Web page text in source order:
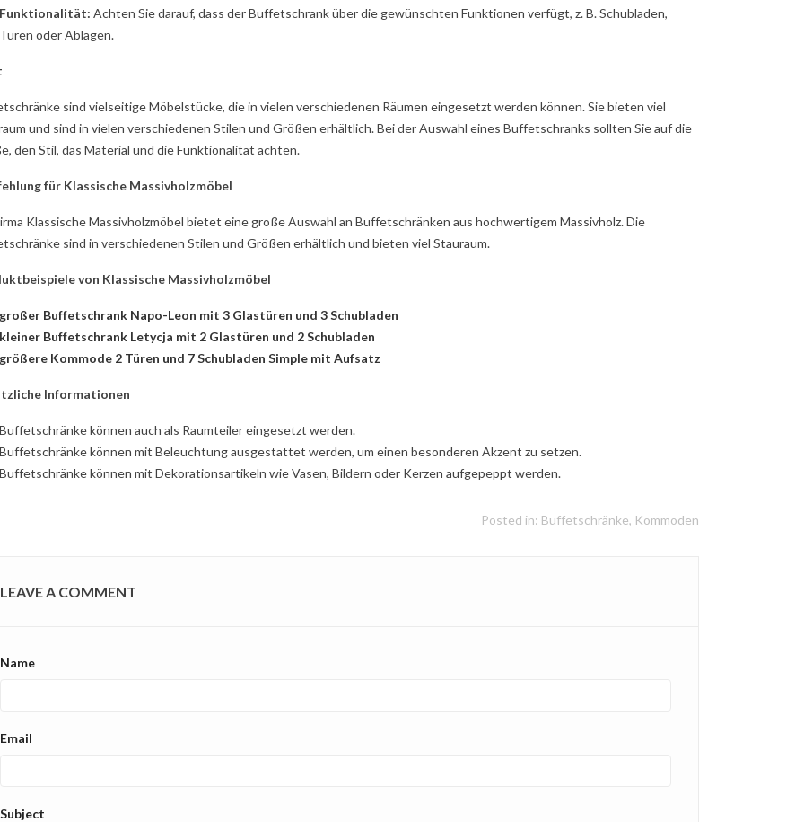
Funktionalität: Achten Sie darauf, dass der Buffetschrank über die gewünschten Funktionen verfügt, z. B. Schubladen,
Türen oder Ablagen.
sind vielseitige Möbelstücke, die in vielen verschiedenen Räumen eingesetzt werden können. Sie bieten viel
und sind in vielen verschiedenen Stilen und Größen erhältlich. Bei der Auswahl eines Buffetschranks sollten Sie auf die
den Stil, das Material und die Funktionalität achten.
für Klassische Massivholzmöbel
Klassische Massivholzmöbel bietet eine große Auswahl an Buffetschränken aus hochwertigem Massivholz. Die
sind in verschiedenen Stilen und Größen erhältlich und bieten viel Stauraum.
von Klassische Massivholzmöbel
großer Buffetschrank Napo-Leon mit 3 Glastüren und 3 Schubladen
kleiner Buffetschrank Letycja mit 2 Glastüren und 2 Schubladen
größere Kommode 2 Türen und 7 Schubladen Simple mit Aufsatz
Informationen
Buffetschränke können auch als Raumteiler eingesetzt werden.
Buffetschränke können mit Beleuchtung ausgestattet werden, um einen besonderen Akzent zu setzen.
Buffetschränke können mit Dekorationsartikeln wie Vasen, Bildern oder Kerzen aufgepeppt werden.
Posted in: Buffetschränke, Kommoden
LEAVE A COMMENT
Name
Email
Subject